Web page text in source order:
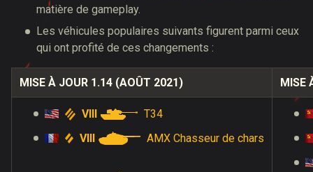
matière de gameplay.
Les véhicules populaires suivants figurent parmi ceux
qui ont profité de ces changements :
MISE À JOUR 1.14 (AOÛT 2021) MISE
VIII
T34
VIII
AMX Chasseur de chars